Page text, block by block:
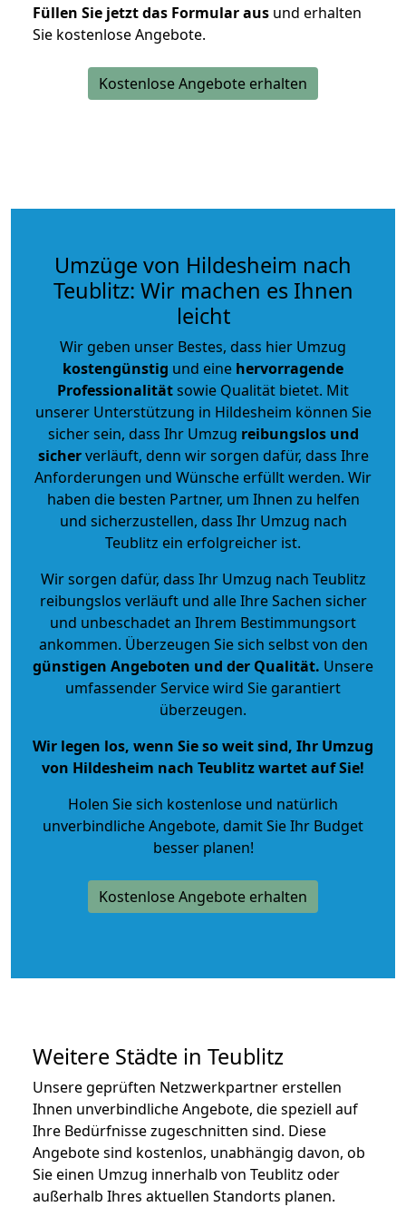
Füllen Sie jetzt das Formular aus und erhalten
Sie kostenlose Angebote.
Kostenlose Angebote erhalten
Umzüge von Hildesheim nach
Teublitz: Wir machen es Ihnen
leicht
Wir geben unser Bestes, dass hier Umzug
kostengünstig und eine hervorragende
Professionalitätsowie Qualität bietet. Mit
unserer Unterstützung in Hildesheim können Sie
sicher sein, dass Ihr Umzug reibungslos und
sicherverläuft, denn wir sorgen dafür, dass Ihre
Anforderungen und Wünsche erfüllt werden. Wir
haben die besten Partner, um Ihnen zu helfen
und sicherzustellen, dass Ihr Umzug nach
Teublitz ein erfolgreicher ist.
Wir sorgen dafür, dass Ihr Umzug nach Teublitz
reibungslos verläuft und alle Ihre Sachen sicher
und unbeschadet an Ihrem Bestimmungsort
ankommen. Überzeugen Sie sich selbst von den
günstigen Angeboten und der Qualität. Unsere
umfassender Service wird Sie garantiert
überzeugen.
Wir legen los, wenn Sie so weit sind, Ihr Umzug
von Hildesheim nach Teublitz wartet auf Sie!
Holen Sie sich kostenlose und natürlich
unverbindliche Angebote, damit Sie Ihr Budget
besser planen!
Kostenlose Angebote erhalten
Weitere Städte in Teublitz
Unsere geprüften Netzwerkpartner erstellen
Ihnen unverbindliche Angebote, die speziell auf
Ihre Bedürfnisse zugeschnitten sind. Diese
Angebote sind kostenlos, unabhängig davon, ob
Sie einen Umzug innerhalb von Teublitz oder
außerhalb Ihres aktuellen Standorts planen.